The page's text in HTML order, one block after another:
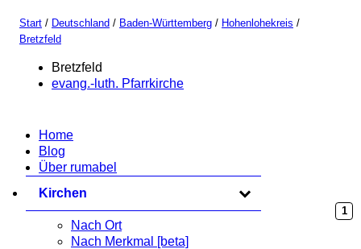
Start / Deutschland / Baden-Württemberg / Hohenlohekreis /
Bretzfeld
Bretzfeld
1
evang.-luth. Pfarrkirche
Home
Blog
Über rumabel
Kirchen zum Ausklappen anklicken
Nach Ort
Nach Merkmal [beta]